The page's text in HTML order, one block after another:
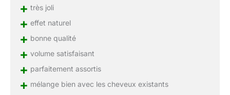
+ très joli
+ effet naturel
+ bonne qualité
+ volume satisfaisant
+ parfaitement assortis
+ mélange bien avec les cheveux existants